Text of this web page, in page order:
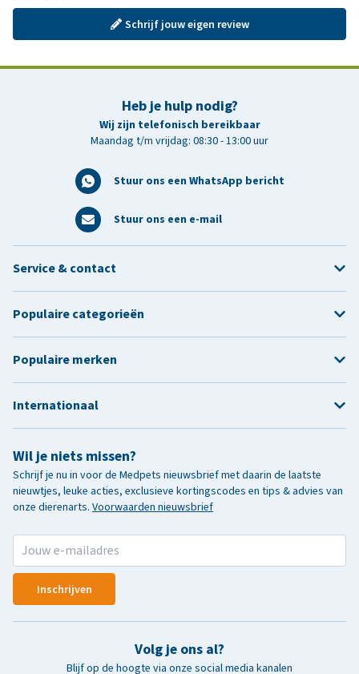
Schrijf jouw eigen review
Heb je hulp nodig?
Wij zijn telefonisch bereikbaar
Maandag t/m vrijdag: 08:30 - 13:00 uur
Stuur ons een WhatsApp bericht
Stuur ons een e-mail
Wil je niets missen?
Schrijf je nu in voor de Medpets nieuwsbrief met daarin de laatste
nieuwtjes, leuke acties, exclusieve kortingscodes en tips & advies van
onze dierenarts. Voorwaarden nieuwsbrief
Inschrijven
Volg je ons al?
Blijf op de hoogte via onze social media kanalen
Service & contact
Populaire categorieën
Populaire merken
Internationaal